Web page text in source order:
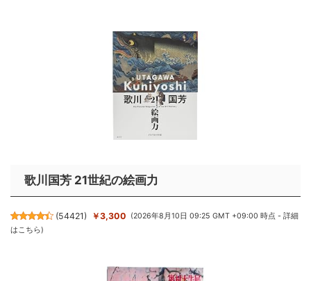
歌川国芳 21世紀の絵画力
(54421) ￥3,300 (2026年8月10日 09:25 GMT +09:00 時点 -詳細
はこちら)